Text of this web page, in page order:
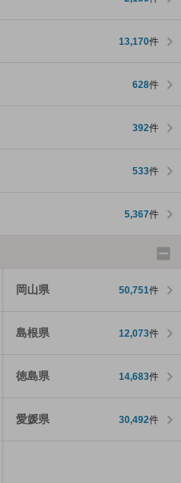
13,170件
628件
392件
533件
5,367件
岡山県 50,751件
島根県 12,073件
徳島県 14,683件
愛媛県 30,492件